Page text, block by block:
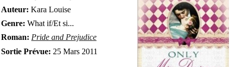
Auteur: Kara Louise
Genre: What if/Et si...
Roman: Pride and Prejudice
Sortie Prévue: 25 Mars 2011